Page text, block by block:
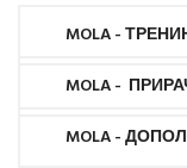
MOLA -
MOLA -
MOLA -